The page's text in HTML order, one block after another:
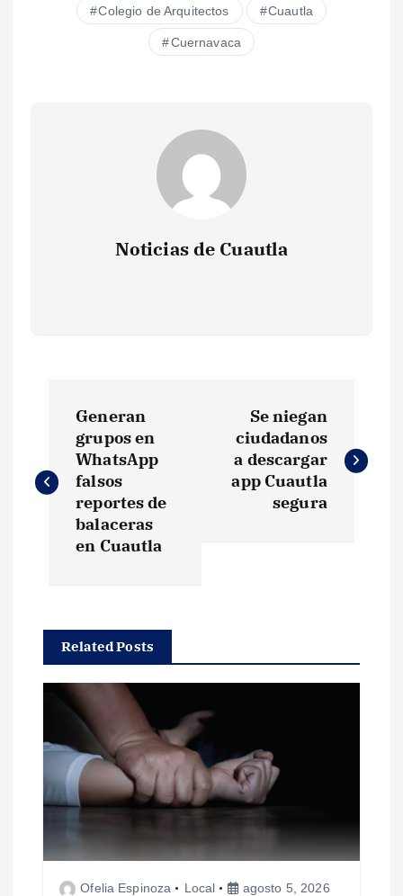
Colegio de Arquitectos Cuautla
Cuernavaca
Noticias de Cuautla
v
a
c
ó
n
d
Generan
grupos en
WhatsApp
falsos
reportes de
balaceras
en Cuautla
Se niegan
ciudadanos
a descargar
app Cuautla
segura
Related Posts
Ofelia Espinoza Local agosto 5, 2026